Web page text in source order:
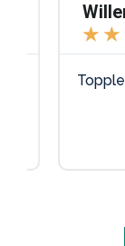
Willem
★ ★
Topplek.